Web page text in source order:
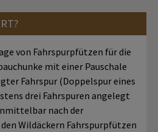
von Fahrspurpfützen für die
mit einer Pauschale
Fahrspur (Doppelspur eines
drei Fahrspuren angelegt
nach der
Wildäckern Fahrspurpfützen